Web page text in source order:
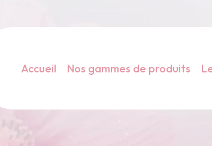
Accueil Nos gammes de produits